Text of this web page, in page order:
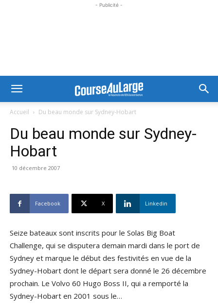
- Publicité -
Accueil Du beau monde sur Sydney-Hobart
Du beau monde sur Sydney-
Hobart
10 décembre 2007
Facebook X Linkedin
Seize bateaux sont inscrits pour le Solas Big Boat
Challenge, qui se disputera demain mardi dans le port de
Sydney et marque le début des festivités en vue de la
Sydney-Hobart dont le départ sera donné le 26 décembre
prochain. Le Volvo 60 Hugo Boss II, qui a remporté la
Sydney-Hobart en 2001 sous le…